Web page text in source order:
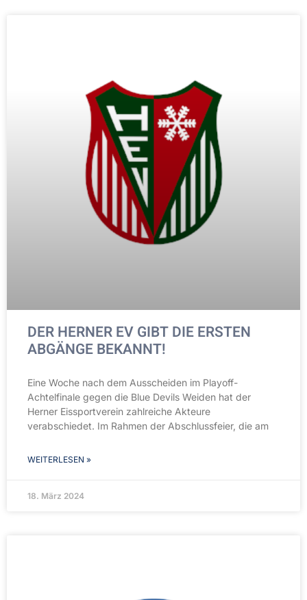
DER HERNER EV GIBT DIE ERSTEN
ABGÄNGE BEKANNT!
Eine Woche nach dem Ausscheiden im Playoff-
Achtelfinale gegen die Blue Devils Weiden hat der
Herner Eissportverein zahlreiche Akteure
verabschiedet. Im Rahmen der Abschlussfeier, die am
WEITERLESEN »
18. März 2024